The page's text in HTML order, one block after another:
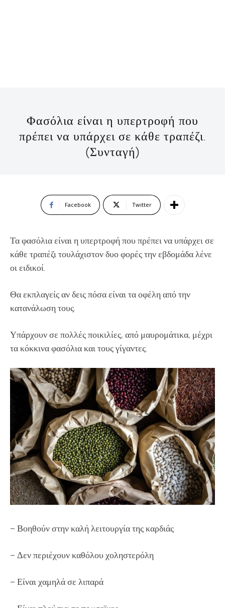
Φασόλια είναι η υπερτροφή που
πρέπει να υπάρχει σε κάθε τραπέζι.
(Συνταγή)
Facebook Twitter
Τα φασόλια είναι η υπερτροφή που πρέπει να υπάρχει σε
κάθε τραπέζι τουλάχιστον δυο φορές την εβδομάδα λένε
οι ειδικοί.
Θα εκπλαγείς αν δεις πόσα είναι τα οφέλη από την
κατανάλωση τους.
Υπάρχουν σε πολλές ποικιλίες, από μαυρομάτικα, μέχρι
τα κόκκινα φασόλια και τους γίγαντες.
– Βοηθούν στην καλή λειτουργία της καρδιάς
– Δεν περιέχουν καθόλου χοληστερόλη
– Είναι χαμηλά σε λιπαρά